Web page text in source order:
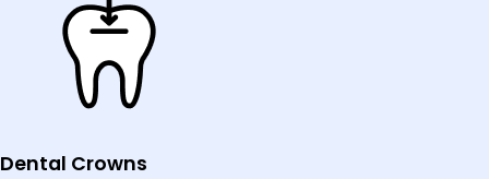
Dental Crowns